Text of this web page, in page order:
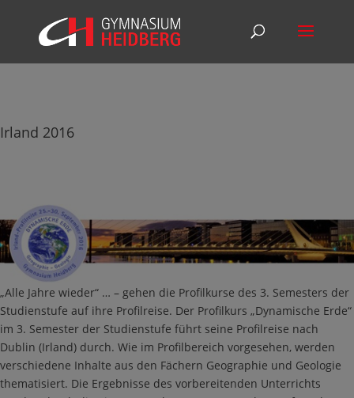
Irland 2016
„Alle Jahre wieder“ … – gehen die Profilkurse des 3. Semesters der
Studienstufe auf ihre Profilreise. Der Profilkurs „Dynamische Erde“
im 3. Semester der Studienstufe führt seine Profilreise nach
Dublin (Irland) durch. Wie im Profilbereich vorgesehen, werden
verschiedene Inhalte aus den Fächern Geographie und Geologie
thematisiert. Die Ergebnisse des vorbereitenden Unterrichts